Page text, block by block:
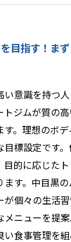
秘訣公開
られる！中目
メニューの紹介
イベートジム
？
を叶えるため
とめ
目指す！ま
い意識を持つ
ジムが質の
す。理想のボ
標設定です
目的に応じた
す。中目黒
が個々の生活
メニューを提
い食事管理を